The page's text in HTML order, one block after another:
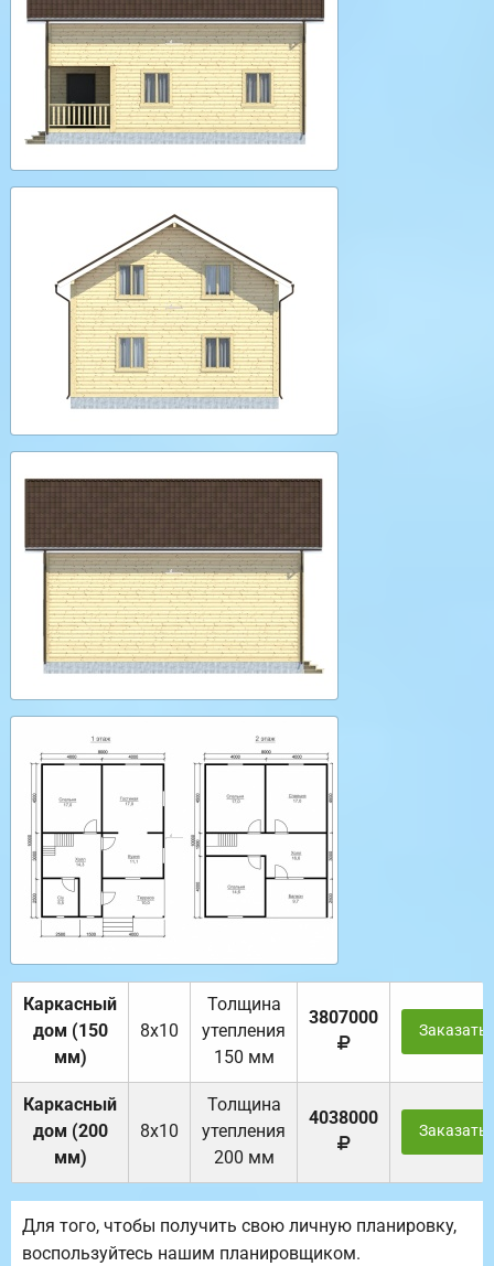
Каркасный
дом (150
мм)
8х10
Толщина
утепления
150 мм
3807000
Заказать
Каркасный
дом (200
мм)
8х10
Толщина
утепления
200 мм
4038000
Заказать
Для того, чтобы получить свою личную планировку,
воспользуйтесь нашим планировщиком.